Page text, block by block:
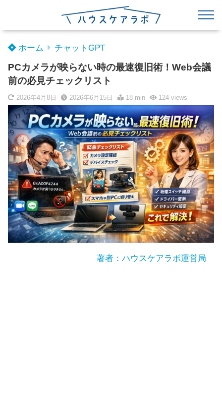
ホーム チャットGPT
PCカメラが映らない時の最速復旧術！Web会議
前の必見チェックリスト
2026年4月8日 2026年6月15日 18 min 124views
著者：ハウスケアラボ運営局